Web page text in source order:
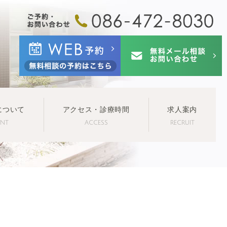
いて アクセス・診療時間
ACCESS
求人案内
RECRUIT